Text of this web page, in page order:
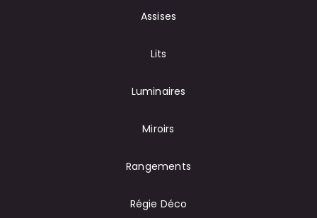
Assises
Lits
Luminaires
Miroirs
Rangements
Régie Déco